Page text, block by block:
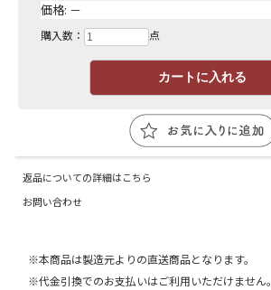
価格: －
購入数： 点
返品についての詳細はこちら
お問い合わせ
※本商品は製造元よりの直送商品となります。
※代金引換でのお支払いはご利用いただけません。